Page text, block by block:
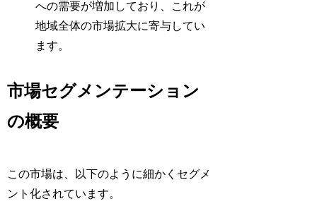
への需要が増加しており、これが
地域全体の市場拡大に寄与してい
ます。
市場セグメンテーション
の概要
この市場は、以下のように細かくセグメ
ント化されています。